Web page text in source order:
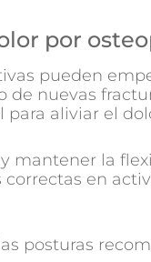
por
pueden
de nuevas
para aliviar el
mantener la
en
posturas